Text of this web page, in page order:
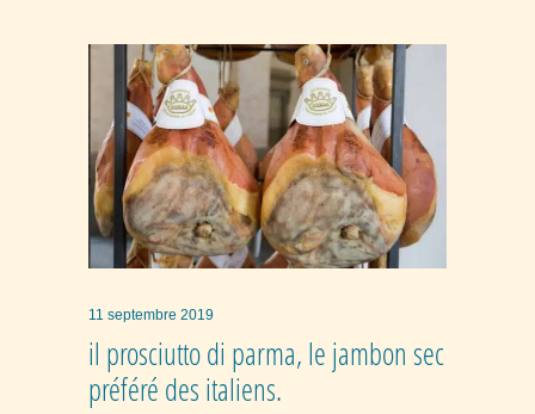
11 septembre 2019
il prosciutto di parma, le jambon sec
préféré des italiens.